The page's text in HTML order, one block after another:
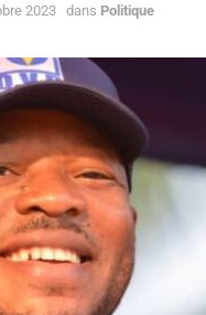
2023 dans Politique